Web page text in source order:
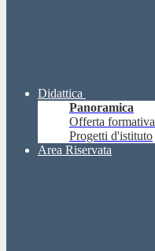
Didattica
Panoramica
Offerta formativa
Progetti d'istituto
Area Riservata